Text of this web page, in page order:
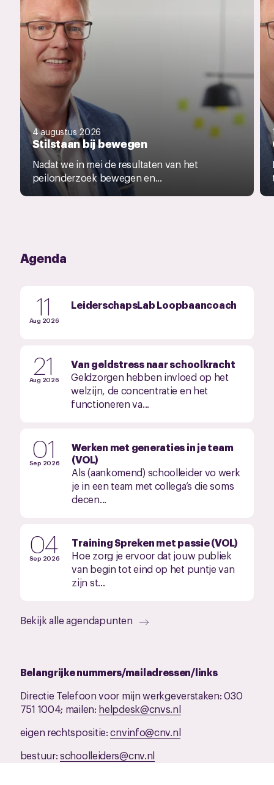
4 augustus 2026
Stilstaan bij bewegen
Nadat we in mei de resultaten van het
peilonderzoek bewegen en...
Agenda
11
Aug 2026
LeiderschapsLab Loopbaancoach
21
Aug 2026
Van geldstress naar schoolkracht
Geldzorgen hebben invloed op het
welzijn, de concentratie en het
functioneren va...
01
Sep 2026
Werken met generaties in je team
(VOL)
Als (aankomend) schoolleider vo werk
je in een team met collega’s die soms
decen...
04
Sep 2026
Training Spreken met passie (VOL)
Hoe zorg je ervoor dat jouw publiek
van begin tot eind op het puntje van
zijn st...
Bekijk alle agendapunten
Belangrijke nummers/mailadressen/links
Directie Telefoon voor mijn werkgeverstaken: 030
751 1004; mailen: helpdesk@cnvs.nl
eigen rechtspositie:cnvinfo@cnv.nl
bestuur:schoolleiders@cnv.nl